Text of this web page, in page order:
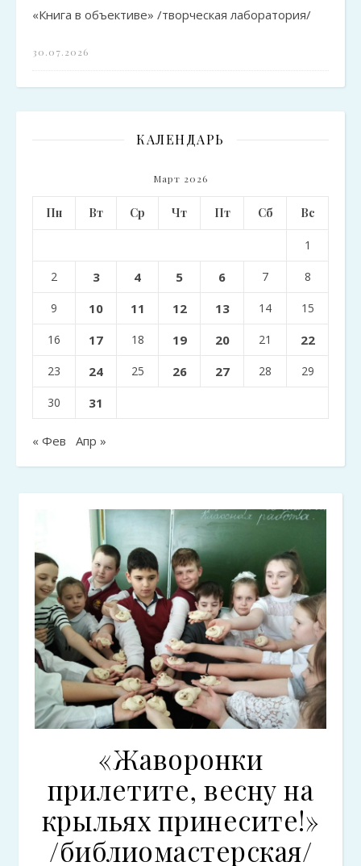
«Книга в объективе» /творческая лаборатория/
30.07.2026
КАЛЕНДАРЬ
Март 2026
Пн Вт Ср Чт Пт Сб Вс
1
2 3 4 5 6 7 8
9 10 11 12 13 14 15
16 17 18 19 20 21 22
23 24 25 26 27 28 29
30 31
« Фев Апр »
«Жаворонки
прилетите, весну на
крыльях принесите!»
/библиомастерская/